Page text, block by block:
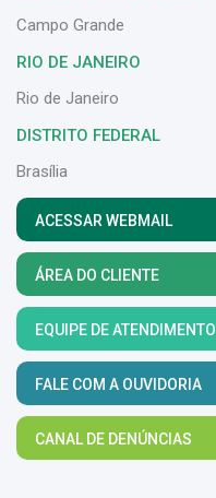
Campo Grande
RIO DE JANEIRO
Rio de Janeiro
DISTRITO FEDERAL
Brasília
ACESSAR WEBMAIL
ÁREA DO CLIENTE
EQUIPE DE ATENDIMENTO
FALE COM A OUVIDORIA
CANAL DE DENÚNCIAS